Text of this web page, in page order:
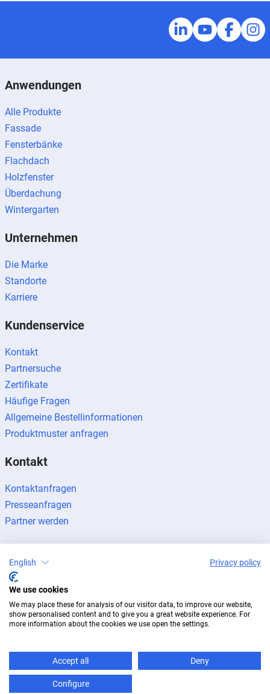
Anwendungen
Alle Produkte
Fassade
Fensterbänke
Flachdach
Holzfenster
Überdachung
Wintergarten
Unternehmen
Die Marke
Standorte
Karriere
Kundenservice
Kontakt
Partnersuche
Zertifikate
Häufige Fragen
Allgemeine Bestellinformationen
Produktmuster anfragen
Kontakt
Kontaktanfragen
Presseanfragen
Partner werden
ImpressumDatenschutz
© 2026 BUG Aluminium-Systeme
English Privacy policy
We use cookies
We may place these for analysis of our visitor data, to improve our website,
show personalised content and to give you a great website experience. For
more information about the cookies we use open the settings.
Accept all Deny
Configure